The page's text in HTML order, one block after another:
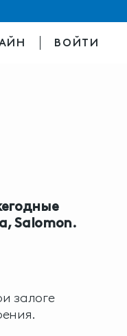
ВОЙТИ
Salomon.
залоге